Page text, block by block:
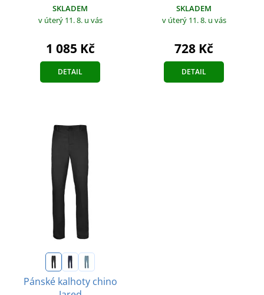
SKLADEM
v úterý 11. 8. u vás
1 085 Kč
DETAIL
SKLADEM
v úterý 11. 8. u vás
728 Kč
DETAIL
Pánské kalhoty chino